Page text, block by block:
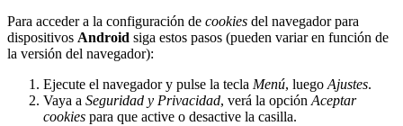
Para acceder a la configuración de cookies del navegador para
dispositivos Android siga estos pasos (pueden variar en función de
la versión del navegador):
Ejecute el navegador y pulse la tecla Menú, luegoAjustes.
Vaya a Seguridad y Privacidad, verá la opciónAceptar
cookies para que active o desactive la casilla.